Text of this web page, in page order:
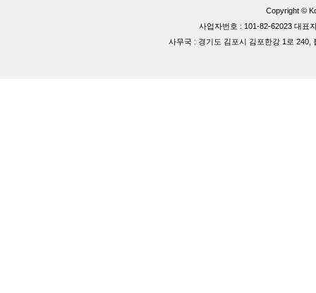
Copyright ©
사업자번호 : 101-82-62023 대표
사무국 : 경기도 김포시 김포한강 1로